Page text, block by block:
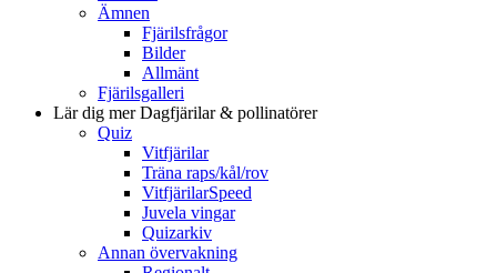
Ämnen
Fjärilsfrågor
Bilder
Allmänt
Fjärilsgalleri
Lär dig merDagfjärilar & pollinatörer
Quiz
Vitfjärilar
Träna raps/kål/rov
VitfjärilarSpeed
Juvela vingar
Quizarkiv
Annan övervakning